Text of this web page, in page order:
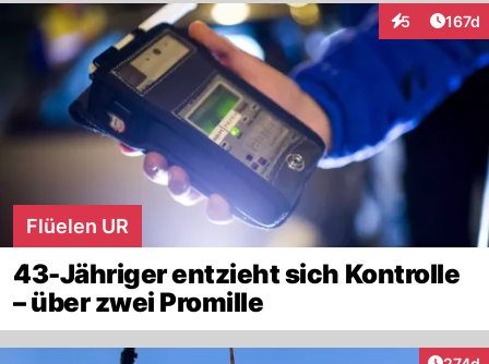
5
Interaktionen
167d
Flüelen UR
43-Jähriger entzieht sich Kontrolle
– über zwei Promille